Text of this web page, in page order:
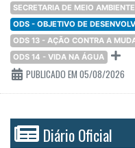
SECRETARIA DE MEIO
ODS - OBJETIVO DE
ODS 13 - AÇÃO CONTRA A
ODS 14 - VIDA NA ÁGUA
PUBLICADO EM 05/08/2026
Diário Oficial